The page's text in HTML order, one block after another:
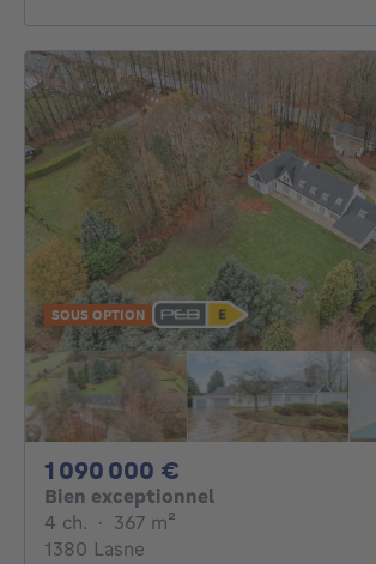
SOUS OPTION
1 090 000 €
Bien exceptionnel
4 ch. 4 chambres
· 367 m²
1380 Lasne